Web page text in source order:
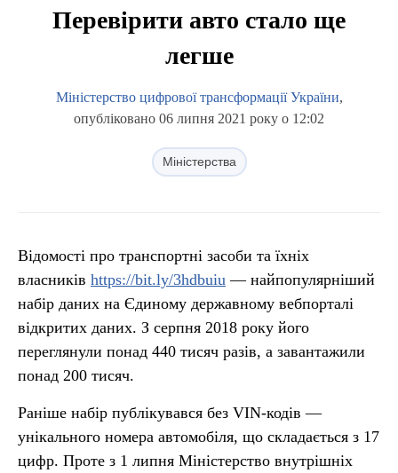
Перевірити авто стало ще
легше
Міністерство цифрової трансформації України,
опубліковано 06 липня 2021 року о 12:02
Міністерства
Відомості про транспортні засоби та їхніх
власників https://bit.ly/3hdbuiu — найпопулярніший
набір даних на Єдиному державному вебпорталі
відкритих даних. З серпня 2018 року його
переглянули понад 440 тисяч разів, а завантажили
понад 200 тисяч.
Раніше набір публікувався без VIN-кодів —
унікального номера автомобіля, що складається з 17
цифр. Проте з 1 липня Міністерство внутрішніх